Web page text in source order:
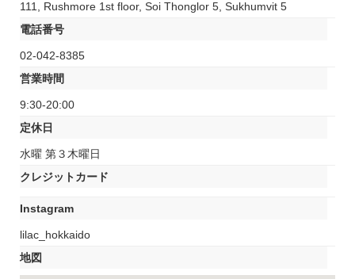
111, Rushmore 1st floor, Soi Thonglor 5, Sukhumvit 5
電話番号
02-042-8385
営業時間
9:30-20:00
定休日
水曜 第３木曜日
クレジットカード
Instagram
lilac_hokkaido
地図